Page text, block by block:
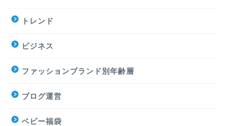
トレンド
ビジネス
ファッションブランド別年齢層
ブログ運営
ベビー福袋